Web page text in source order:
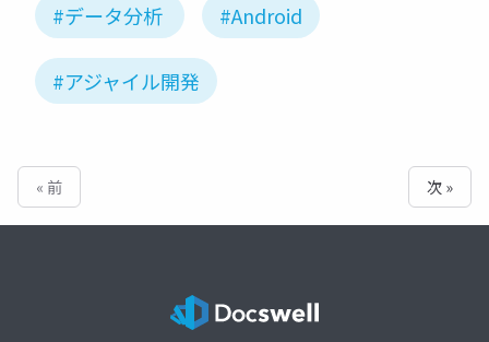
#データ分析 #Android
#アジャイル開発
« 前 次 »